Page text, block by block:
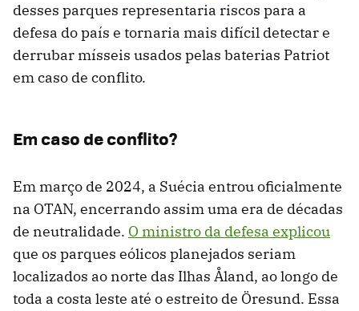
desses parques representaria riscos para a
defesa do país e tornaria mais difícil detectar e
derrubar mísseis usados pelas baterias Patriot
em caso de conflito.
Em caso de conflito?
Em março de 2024, a Suécia entrou oficialmente
na OTAN, encerrando assim uma era de décadas
de neutralidade. O ministro da defesa explicou
que os parques eólicos planejados seriam
localizados ao norte das Ilhas Åland, ao longo de
toda a costa leste até o estreito de Öresund. Essa